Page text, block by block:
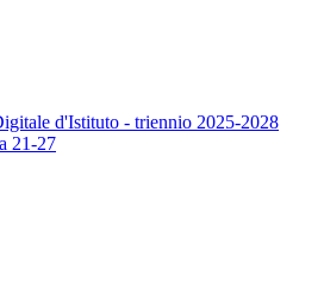
d'Istituto - triennio 2025-2028
21-27